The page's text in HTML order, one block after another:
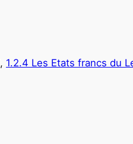
, 1.2.4 Les Etats francs du